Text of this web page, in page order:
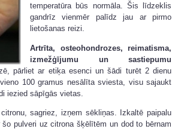
temperatūra būs normāla. Šis līdzeklis
gandrīz vienmēr palīdz jau ar pirmo
lietošanas reizi.
Artrīta, osteohondrozes, reimatisma,
izmežģījumu un sastiepumu
pārliet ar etiķa esenci un šādi turēt 2 dienu
100 gramus nesālīta sviesta, visu sajaukt
iezied sāpīgās vietas.
citronu, sagriez, izņem sēkliņas. Izkaltē paipalu
pulveri uz citrona šķēlītēm un dod to bērnam